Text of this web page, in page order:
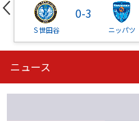
Ｓ世田谷
0-3
ニッパツ
第16節 09/05 (土) 15:00
ニッパツ
ニュース